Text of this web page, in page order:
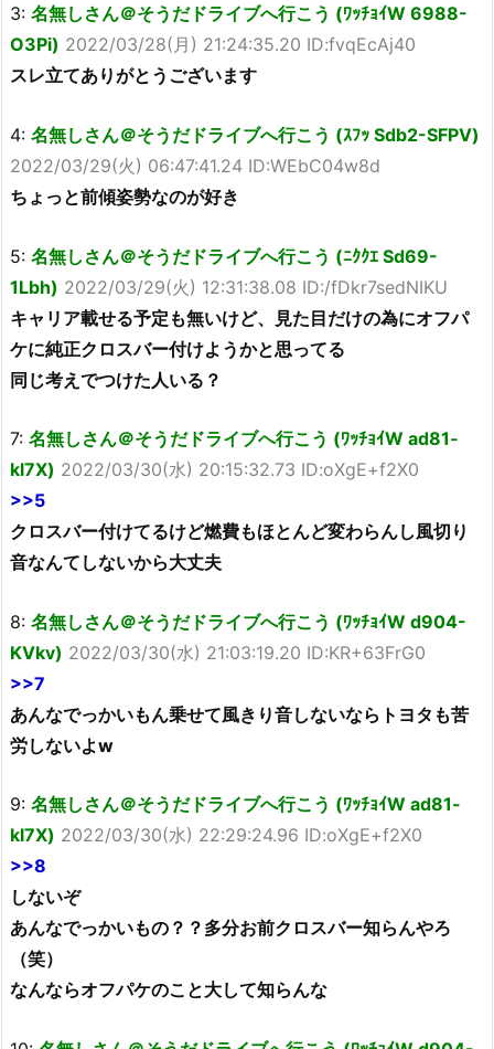
3: 名無しさん＠そうだドライブへ行こう (ﾜｯﾁｮｲW 6988-
O3Pi) 2022/03/28(月) 21:24:35.20 ID:fvqEcAj40
スレ立てありがとうございます
4: 名無しさん＠そうだドライブへ行こう (ｽﾌｯ Sdb2-SFPV)
2022/03/29(火) 06:47:41.24 ID:WEbC04w8d
ちょっと前傾姿勢なのが好き
5: 名無しさん＠そうだドライブへ行こう (ﾆｸｸｴ Sd69-
1Lbh) 2022/03/29(火) 12:31:38.08 ID:/fDkr7sedNIKU
キャリア載せる予定も無いけど、見た目だけの為にオフパ
ケに純正クロスバー付けようかと思ってる
同じ考えでつけた人いる？
7: 名無しさん＠そうだドライブへ行こう (ﾜｯﾁｮｲW ad81-
kl7X) 2022/03/30(水) 20:15:32.73 ID:oXgE+f2X0
>>5
クロスバー付けてるけど燃費もほとんど変わらんし風切り
音なんてしないから大丈夫
8: 名無しさん＠そうだドライブへ行こう (ﾜｯﾁｮｲW d904-
KVkv) 2022/03/30(水) 21:03:19.20 ID:KR+63FrG0
>>7
あんなでっかいもん乗せて風きり音しないならトヨタも苦
労しないよw
9: 名無しさん＠そうだドライブへ行こう (ﾜｯﾁｮｲW ad81-
kl7X) 2022/03/30(水) 22:29:24.96 ID:oXgE+f2X0
>>8
しないぞ
あんなでっかいもの？？多分お前クロスバー知らんやろ
（笑）
なんならオフパケのこと大して知らんな